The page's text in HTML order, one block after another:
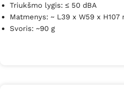
Triukšmo lygis: ≤ 50 dBA
Matmenys: ~ L39 x W59 x H107
Svoris: ~90 g